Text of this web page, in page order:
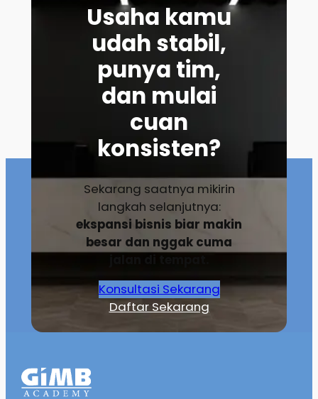
Usaha kamu
udah stabil,
punya tim,
dan mulai
cuan
konsisten?
Sekarang saatnya mikirin
langkah selanjutnya:
ekspansi bisnis biar makin
besar dan nggak cuma
Konsultasi Sekarang
Daftar Sekarang